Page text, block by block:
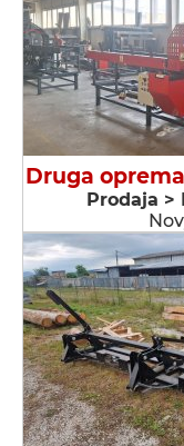
Druga
Prodaja >